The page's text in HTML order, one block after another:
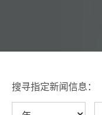
搜寻指定新闻信息：